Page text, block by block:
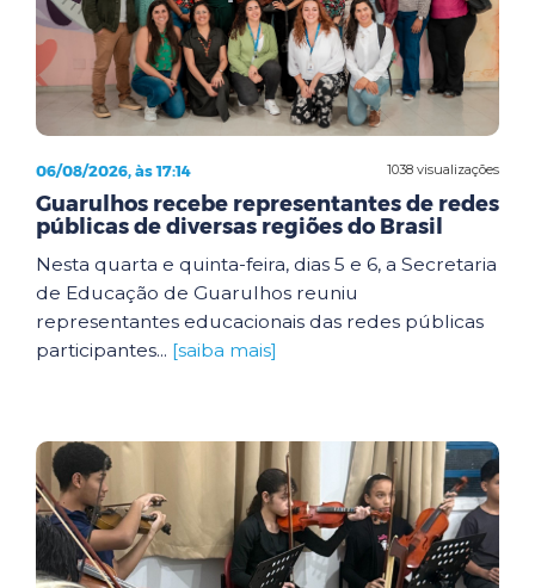
1038 visualizações
06/08/2026, às 17:14
Guarulhos recebe representantes de redes
públicas de diversas regiões do Brasil
Nesta quarta e quinta-feira, dias 5 e 6, a Secretaria
de Educação de Guarulhos reuniu
representantes educacionais das redes públicas
participantes... [saiba mais]